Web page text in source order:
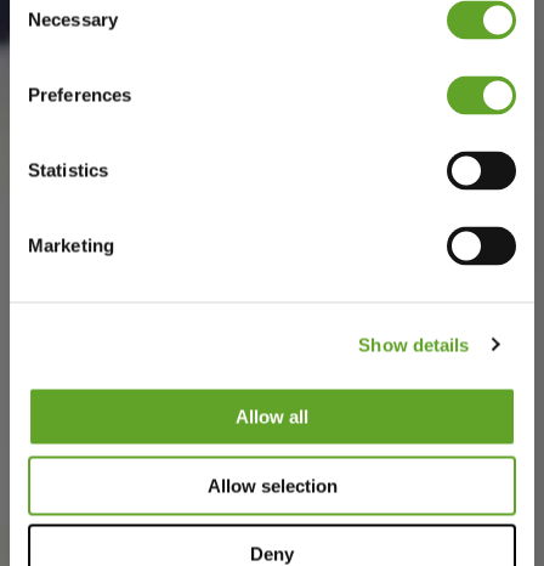
Selection
Necessary
Preferences
Statistics
Marketing
Show details
Allow all
Allow selection
Deny